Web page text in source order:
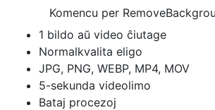
Komencu per
1 bildo aŭ video ĉiutage
Normalkvalita eligo
JPG, PNG, WEBP, MP4, MOV
5-sekunda videolimo
Bataj procezoj